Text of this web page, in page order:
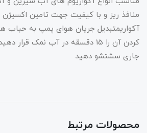
منافذ ریز و با کیفیت جهت تامین اکسیژن
آکواریمتبدیل جریان هوای پمپ به حباب
کردن آن را 15 دقسقه در آب نمک
جاری سشتشو دهید
محصولات مرتبط